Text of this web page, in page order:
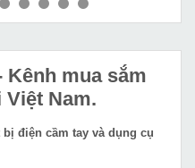
MUA NGAY
Kênh mua sắm
Nam.
điện cầm tay và dụng cụ